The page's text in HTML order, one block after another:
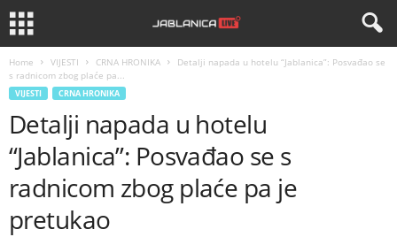
Home VIJESTI CRNA HRONIKA
Detalji napada u hotelu “Jablanica”: Posvađao se
s radnicom zbog plaće pa...
VIJESTI CRNA HRONIKA
Detalji napada u hotelu
“Jablanica”: Posvađao se s
radnicom zbog plaće pa je
pretukao